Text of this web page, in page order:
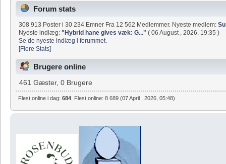
Forum stats
308 913 Poster i 30 234 Emner Fra 12 562 Medlemmer. Nyeste medlem:
Nyeste indlæg:"Hybrid hane gives væk: G..." ( 06 August , 2026, 19:35 )
Se de nyeste indlæg i forummet.
[Flere Stats]
Brugere online
461 Gæster, 0 Brugere
Flest online i dag:684 . Flest online: 8 689 (07 April , 2026, 05:48)